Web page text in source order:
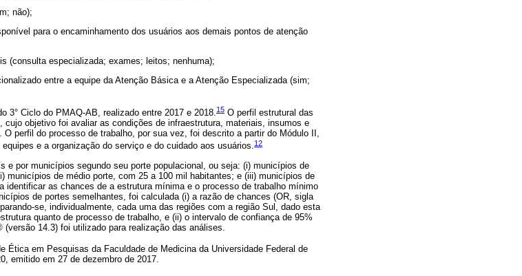
não);
para o encaminhamento dos usuários aos demais pontos de atenção
(consulta especializada; exames; leitos; nenhuma);
entre a equipe da Atenção Básica e a Atenção Especializada (sim;
3° Ciclo do PMAQ-AB, realizado entre 2017 e 2018.15 O perfil estrutural das
objetivo foi avaliar as condições de infraestrutura, materiais, insumos e
perfil do processo de trabalho, por sua vez, foi descrito a partir do Módulo II,
e a organização do serviço e do cuidado aos usuários.12
e por municípios segundo seu porte populacional, ou seja: (i) municípios de
municípios de médio porte, com 25 a 100 mil habitantes; e (iii) municípios de
identificar as chances de a estrutura mínima e o processo de trabalho mínimo
de portes semelhantes, foi calculada (i) a razão de chances (OR, sigla
se, individualmente, cada uma das regiões com a região Sul, dado esta
quanto de processo de trabalho, e (ii) o intervalo de confiança de 95%
14.3) foi utilizado para realização das análises.
Ética em Pesquisas da Faculdade de Medicina da Universidade Federal de
emitido em 27 de dezembro de 2017.